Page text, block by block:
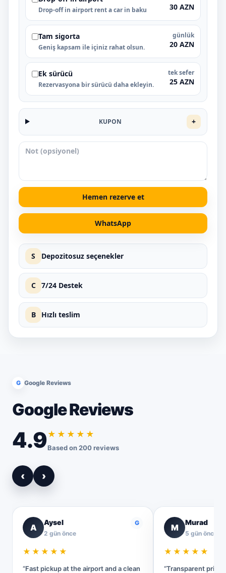
Drop-off in airport rent a car in baku 30 AZN
Tam sigorta
Geniş kapsam ile içiniz rahat olsun.
günlük
20 AZN
Ek sürücü
Rezervasyona bir sürücü daha ekleyin.
tek sefer
25 AZN
KUPON +
Hemen rezerve et
WhatsApp
S Depozitosuz seçenekler
C 7/24 Destek
B Hızlı teslim
G Google Reviews
Google Reviews
4.9★★★★★
Based on 200 reviews
‹ ›
A
Aysel
2 gün önce
G
★★★★★
“Fast pickup at the airport and a clean
M
Murad
5 gün önce
★★★★★
“Transparent